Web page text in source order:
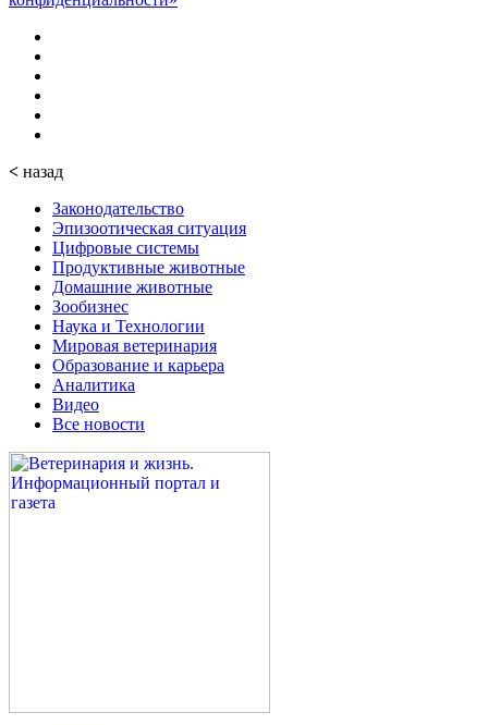
< назад
Законодательство
Эпизоотическая ситуация
Цифровые системы
Продуктивные животные
Домашние животные
Зообизнес
Наука и Технологии
Мировая ветеринария
Образование и карьера
Аналитика
Видео
Все новости